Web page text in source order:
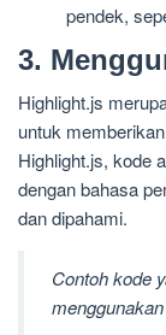
pendek,
3.
Highlight.js
untuk
Highlight.js, kode
dengan bahasa
dan dipahami.
Contoh kode